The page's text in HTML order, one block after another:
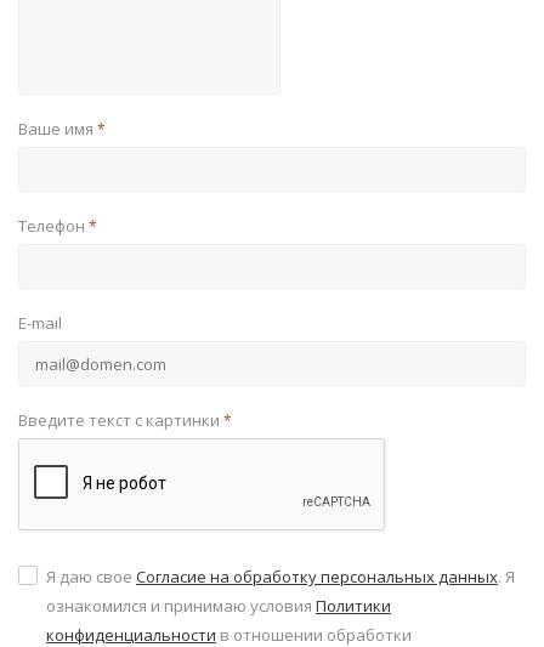
Ваше имя *
Телефон *
E-mail
Введите текст с картинки *
Я даю свое Согласие на обработку персональных данных. Я
ознакомился и принимаю условия Политики
конфиденциальности в отношении обработки